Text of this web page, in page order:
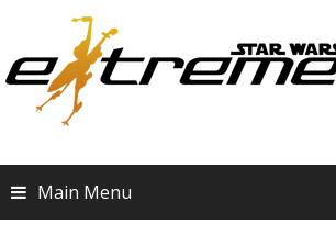
content
Main Menu